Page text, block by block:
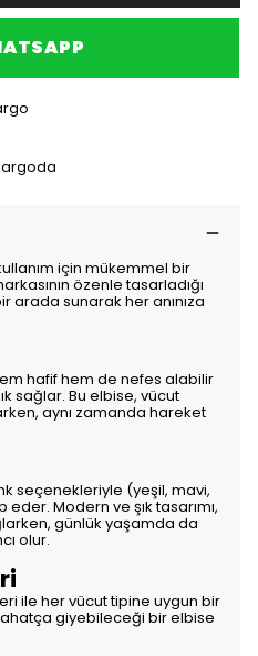
için mükemmel bir
özenle tasarladığı
arada sunarak her anınıza
hafif hem de nefes alabilir
sağlar. Bu elbise, vücut
aynı zamanda hareket
seçenekleriyle (yeşil, mavi,
Modern ve şık tasarımı,
günlük yaşamda da
olur.
ile her vücut tipine uygun bir
giyebileceği bir elbise